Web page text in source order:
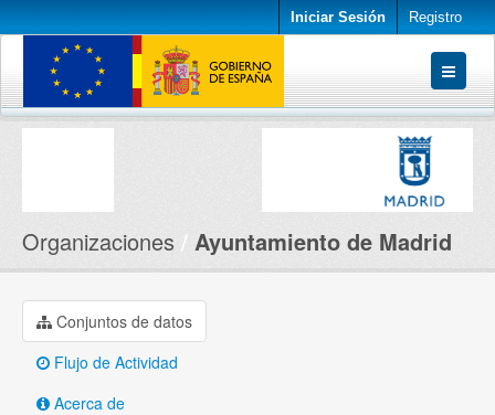
Iniciar Sesión Registro
Conjuntos de datos
Organizaciones Ayuntamiento de Madrid
Conjuntos de datos
Flujo de Actividad
Acerca de